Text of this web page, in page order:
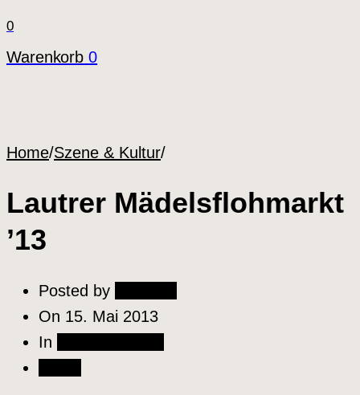
0
Warenkorb 0
Home/Szene & Kultur/
Lautrer Mädelsflohmarkt
’13
Posted by
On 15. Mai 2013
In